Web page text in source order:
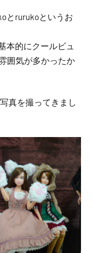
とrurukoというお
本的にクールビュ
囲気が多かったか
真を撮ってきまし